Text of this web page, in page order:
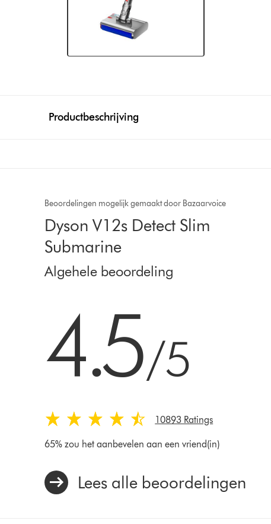
Productbeschrijving
Beoordelingen mogelijk gemaakt door Bazaarvoice
Dyson V12s Detect Slim
Submarine
Algehele beoordeling
4.5/5
10893 Ratings
65% zou het aanbevelen aan een vriend(in)
Lees alle beoordelingen